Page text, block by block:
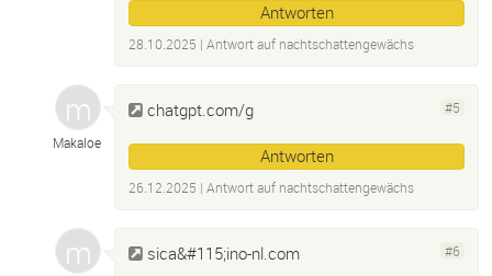
Antworten
28.10.2025 | Antwort auf nachtschattengewächs
Makaloe
#5
chatgpt.com/g
Antworten
26.12.2025 | Antwort auf nachtschattengewächs
#6
sica&#115;ino-nl.com